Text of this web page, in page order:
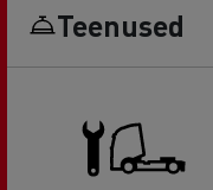
Teenused